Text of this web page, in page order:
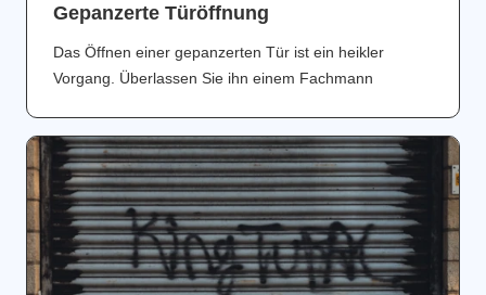
Gepanzerte Türöffnung
Das Öffnen einer gepanzerten Tür ist ein heikler
Vorgang. Überlassen Sie ihn einem Fachmann